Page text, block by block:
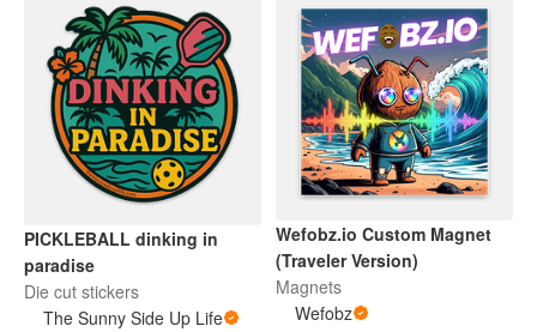
PICKLEBALL dinking in
paradise
Die cut stickers
The Sunny Side Up Life
Wefobz.io Custom Magnet
(Traveler Version)
Magnets
Wefobz